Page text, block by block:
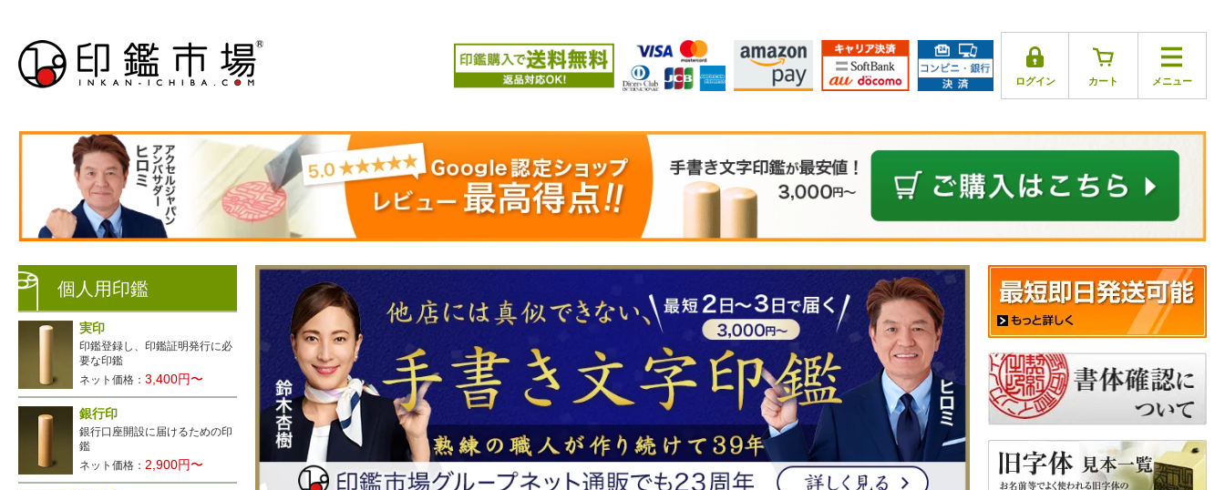
ログイン カート メニュー
個人用印鑑
実印
印鑑登録し、印鑑証明発行に必
要な印鑑
ネット価格：3,400円〜
銀行印
銀行口座開設に届けるための印
鑑
ネット価格： 2,900円〜